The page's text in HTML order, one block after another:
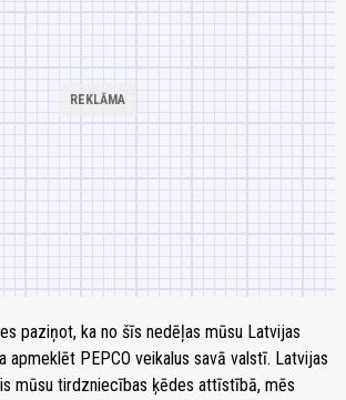
paziņot, ka no šīs nedēļas mūsu Latvijas
apmeklēt PEPCO veikalus savā valstī. Latvijas
mūsu tirdzniecības ķēdes attīstībā, mēs